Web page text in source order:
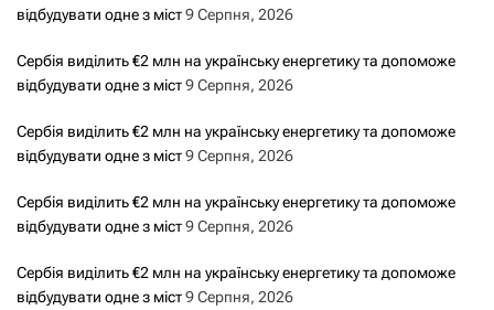
відбудувати одне з міст9 Серпня, 2026
Сербія виділить €2 млн на українську енергетику та допоможе
відбудувати одне з міст9 Серпня, 2026
Сербія виділить €2 млн на українську енергетику та допоможе
відбудувати одне з міст9 Серпня, 2026
Сербія виділить €2 млн на українську енергетику та допоможе
відбудувати одне з міст9 Серпня, 2026
Сербія виділить €2 млн на українську енергетику та допоможе
відбудувати одне з міст9 Серпня, 2026